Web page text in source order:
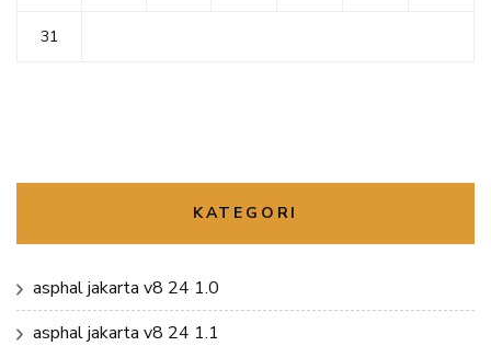
31
KATEGORI
asphal jakarta v8 24 1.0
asphal jakarta v8 24 1.1